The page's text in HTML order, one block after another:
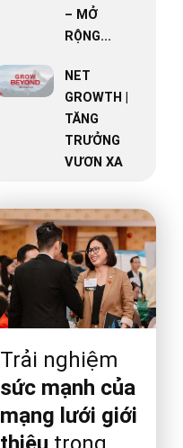
– MỞ
RỘNG...
NET
GROWTH |
TĂNG
TRƯỞNG
VƯƠN XA
Trải nghiệm
sức mạnh của
mạng lưới giới